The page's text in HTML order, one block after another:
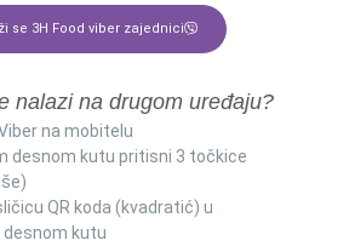
se 3H Food viber zajednici
nalazi na drugom uređaju?
na mobitelu
desnom kutu pritisni 3 točkice
QR koda (kvadratić) u
desnom kutu